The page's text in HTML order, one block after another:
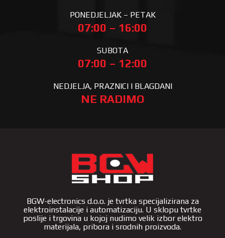
PONEDJELJAK – PETAK
07:00 – 16:00
SUBOTA
07:00 – 12:00
NEDJELJA, PRAZNICI I BLAGDANI
NE RADIMO
BGW-electronics d.o.o. je tvrtka specijalizirana za
elektroinstalacije i automatizaciju. U sklopu tvrtke
poslije i trgovina u kojoj nudimo velik izbor elektro
materijala, pribora i srodnih proizvoda.